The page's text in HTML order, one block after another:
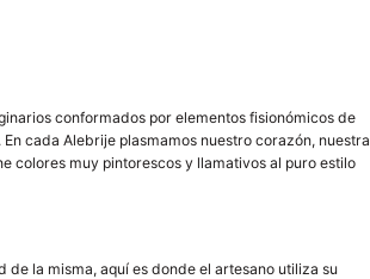
conformados por elementos fisionómicos de
cada Alebrije plasmamos nuestro corazón, nuestra
colores muy pintorescos y llamativos al puro estilo
la misma, aquí es donde el artesano utiliza su